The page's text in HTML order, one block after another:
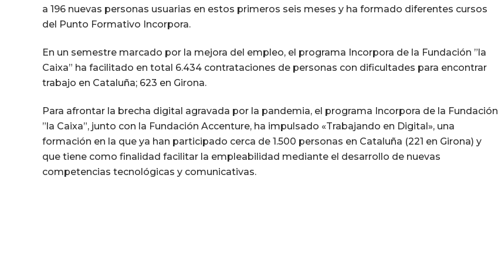
a 196 nuevas personas usuarias en estos primeros seis meses y ha formado diferentes cursos
del Punto Formativo Incorpora.
En un semestre marcado por la mejora del empleo, el programa Incorpora de la Fundación ”la
Caixa” ha facilitado en total 6.434 contrataciones de personas con dificultades para encontrar
trabajo en Cataluña; 623 en Girona.
Para afrontar la brecha digital agravada por la pandemia, el programa Incorpora de la Fundación
”la Caixa”, junto con la Fundación Accenture, ha impulsado «Trabajando en Digital», una
formación en la que ya han participado cerca de 1.500 personas en Cataluña (221 en Girona) y
que tiene como finalidad facilitar la empleabilidad mediante el desarrollo de nuevas
competencias tecnológicas y comunicativas.